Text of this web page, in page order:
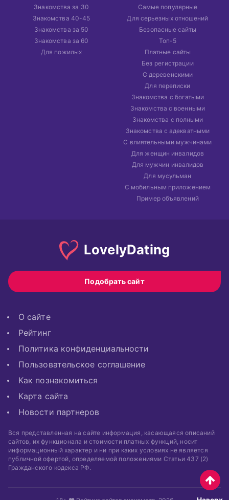
Знакомства за 30
Знакомства 40-45
Знакомства за 50
Знакомства за 60
Для пожилых
Самые популярные
Для серьезных отношений
Безопасные сайты
Топ-5
Платные сайты
Без регистрации
С деревенскими
Для переписки
Знакомства с богатыми
Знакомства с военными
Знакомства с полными
Знакомства с адекватными
С влиятельными мужчинами
Для женщин инвалидов
Для мужчин инвалидов
Для мусульман
С мобильным приложением
Пример объявлений
LovelyDating
Подобрать сайт
О сайте
Рейтинг
Политика конфиденциальности
Пользовательское соглашение
Как познакомиться
Карта сайта
Новости партнеров
Вся представленная на сайте информация, касающаяся описаний
сайтов, их функционала и стоимости платных функций, носит
информационный характер и ни при каких условиях не является
публичной офертой, определяемой положениями Статьи 437 (2)
Гражданского кодекса РФ.